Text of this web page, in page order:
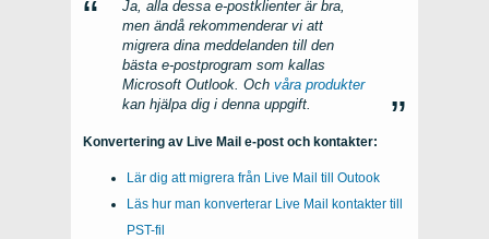
Ja, alla dessa e-postklienter är bra,
men ändå rekommenderar vi att
migrera dina meddelanden till den
bästa e-postprogram som kallas
Microsoft Outlook. Och våra produkter
kan hjälpa dig i denna uppgift.
Konvertering av Live Mail e-post och kontakter:
Lär dig att migrera från Live Mail till Outook
Läs hur man konverterar Live Mail kontakter till
PST-fil